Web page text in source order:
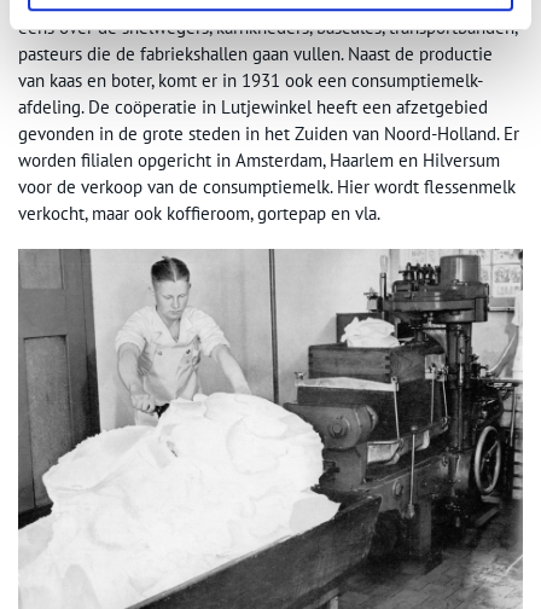
eens over de snelwegers, karnkneders, bascules, transportbanden,
pasteurs die de fabriekshallen gaan vullen. Naast de productie
van kaas en boter, komt er in 1931 ook een consumptiemelk-
afdeling. De coöperatie in Lutjewinkel heeft een afzetgebied
gevonden in de grote steden in het Zuiden van Noord-Holland. Er
worden filialen opgericht in Amsterdam, Haarlem en Hilversum
voor de verkoop van de consumptiemelk. Hier wordt flessenmelk
verkocht, maar ook koffieroom, gortepap en vla.